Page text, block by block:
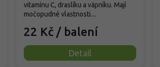
22 Kč / balení
Detail
vitamínu C, draslíku a vápníku. Mají
močopudné vlastnosti....